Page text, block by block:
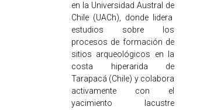
en la Universidad Austral de
Chile (UACh), donde lidera
estudios sobre los
procesos de formación de
sitios arqueológicos en la
costa hiperarida de
Tarapacá (Chile) y colabora
activamente con el
yacimiento lacustre